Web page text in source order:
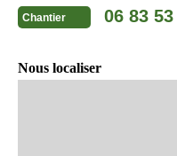
Chantier 06 83
Nous localiser